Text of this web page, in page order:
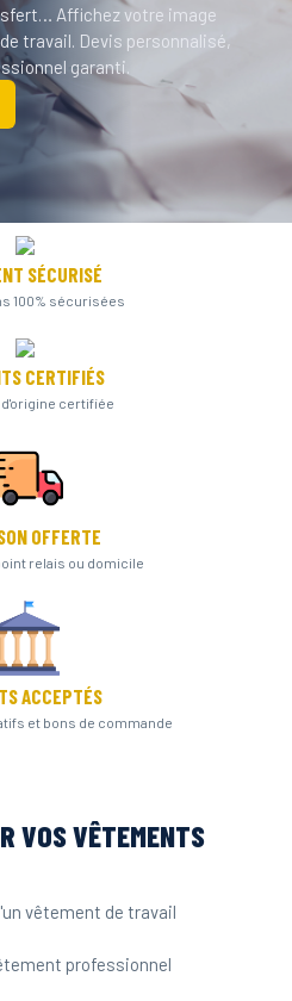
Affichez votre image
travail. Devis personnalisé,
garanti.
SÉCURISÉ
100% sécurisées
CERTIFIÉS
d'origine certifiée
OFFERTE
relais ou domicile
ACCEPTÉS
et bons de commande
VOS VÊTEMENTS
vêtement de travail
professionnel